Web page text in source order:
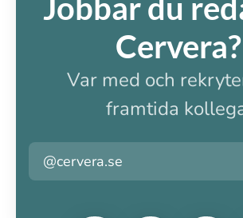
Jobbar du
Cervera?
Var med och
framtida
@cervera.se